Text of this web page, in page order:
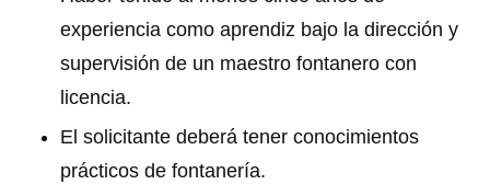
experiencia como aprendiz bajo la dirección y
supervisión de un maestro fontanero con
licencia.
El solicitante deberá tener conocimientos
prácticos de fontanería.